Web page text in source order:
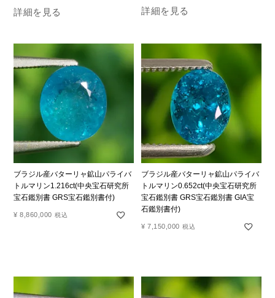
詳細を見る 詳細を見る
ブラジル産バターリャ鉱山パライバ
トルマリン1.216ct(中央宝石研究所
宝石鑑別書 GRS宝石鑑別書付)
¥ 8,860,000 税込
ブラジル産バターリャ鉱山パライバ
トルマリン0.652ct(中央宝石研究所
宝石鑑別書 GRS宝石鑑別書 GIA宝
石鑑別書付)
¥ 7,150,000 税込